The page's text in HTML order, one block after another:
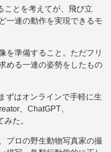
ことを考えてが、飛び立
一連の動作を実現できるモ
を準備すること。ただフリ
める一連の姿勢をしたもの
ずはオンラインで手軽に生
、ChatGPT、
た。
プロの野生動物写真家の撮